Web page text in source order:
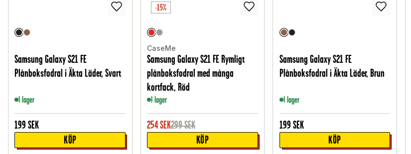
Samsung Galaxy S21 FE
Plånboksfodral i Äkta Läder, Svart
I lager
199 SEK
KÖP
-15%
CaseMe
Samsung Galaxy S21 FE Rymligt
plånboksfodral med många
kortfack, Röd
I lager
254SEK299SEK
KÖP
Samsung Galaxy S21 FE
Plånboksfodral i Äkta Läder, Brun
I lager
199 SEK
KÖP